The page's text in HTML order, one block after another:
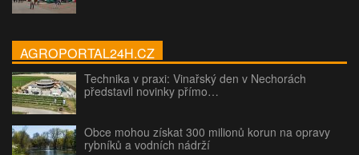
AGROPORTAL24H.CZ
Technika v praxi: Vinařský den v Nechorách
představil novinky přímo…
Obce mohou získat 300 milionů korun na opravy
rybníků a vodních nádrží